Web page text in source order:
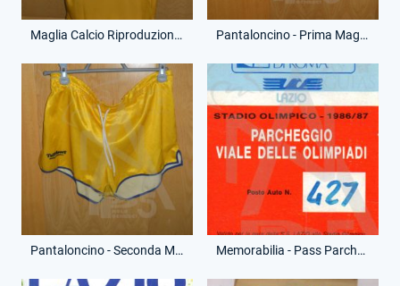
Maglia Calcio Riproduzione - Campionato Serie B - Giuliano Fiorini - 9 - (Retro) Pantaloncino - Prima Maglia
Pantaloncino - Seconda Maglia Memorabilia - Pass Parcheggio - Stadio Olimpico